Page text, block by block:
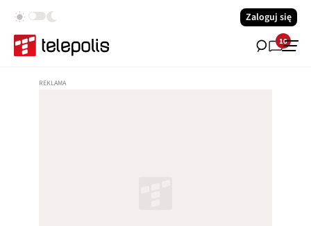
Zaloguj się
10